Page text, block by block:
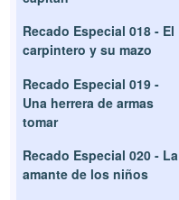
Recado Especial 018 - El
carpintero y su mazo
Recado Especial 019 -
Una herrera de armas
tomar
Recado Especial 020 - La
amante de los niños